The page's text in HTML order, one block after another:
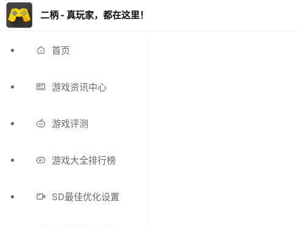
二柄 - 真玩家，都在这里！
首页
游戏资讯中心
游戏评测
游戏大全排行榜
SD最佳优化设置